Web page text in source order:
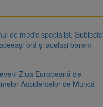
de medic specialist. Subiecte
oră și același barem
Ziua Europeană de
Accidentelor de Muncă